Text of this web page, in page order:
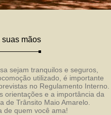
suas mãos
sejam tranquilos e seguros,
utilizado, é importante
no Regulamento Interno.
orientações e a importância da
de Trânsito Maio Amarelo.
de quem você ama!